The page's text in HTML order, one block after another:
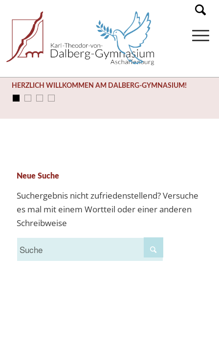
HERZLICH WILLKOMMEN AM DALBERG-GYMNASIUM!
Neue Suche
Suchergebnis nicht zufriedenstellend? Versuche
es mal mit einem Wortteil oder einer anderen
Schreibweise